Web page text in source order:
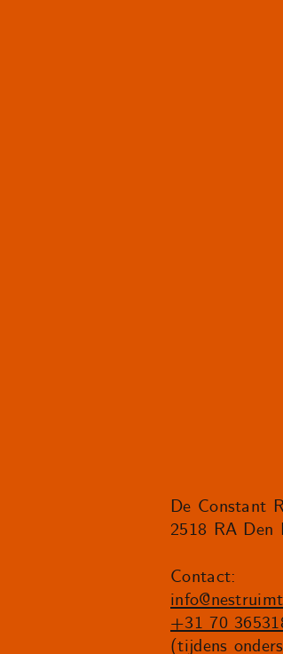
De Constant
2518 RA Den
Contact:
+31 70
(tijdens